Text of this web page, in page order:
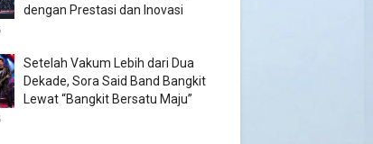
dengan Prestasi dan Inovasi
Setelah Vakum Lebih dari Dua
Dekade, Sora Said Band Bangkit
Lewat “Bangkit Bersatu Maju”